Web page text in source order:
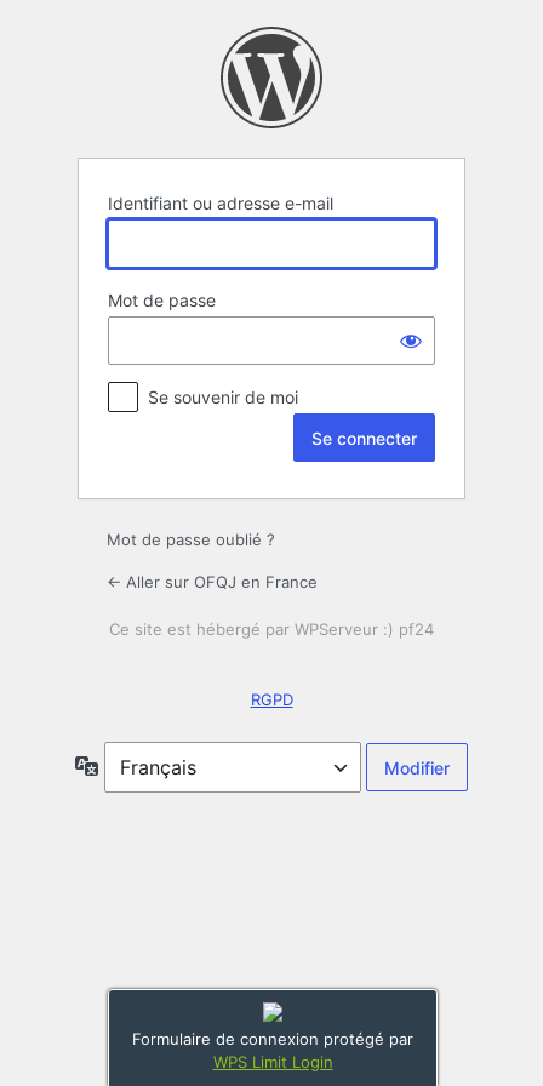
Identifiant ou adresse e-mail
Mot de passe
Formulaire de connexion protégé par
WPS Limit Login
Se souvenir de moi
Mot de passe oublié ?
← Aller sur OFQJ en France
RGPD
Langue